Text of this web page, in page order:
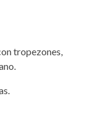
tropezones,